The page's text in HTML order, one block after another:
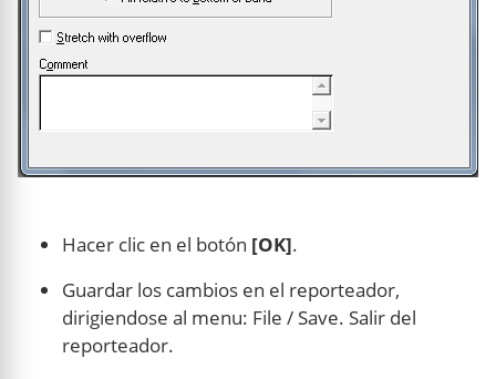
Hacer clic en el botón [OK].
Guardar los cambios en el reporteador,
dirigiendose al menu: File / Save. Salir del
reporteador.